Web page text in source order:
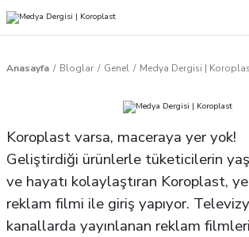
Anasayfa Bloglar Genel Medya Dergisi |
Koroplast varsa, maceraya yer yok!
Geliştirdiği ürünlerle tüketicilerin
ve hayatı kolaylaştıran Koroplast,
reklam filmi ile giriş yapıyor.
kanallarda yayınlanan reklam